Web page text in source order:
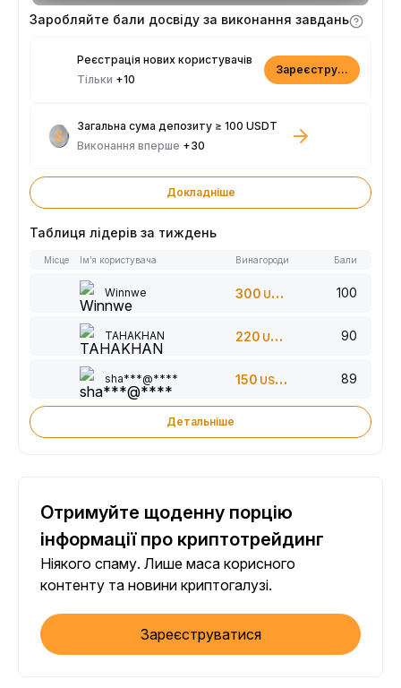
Заробляйте бали досвіду за виконання завдань
Реєстрація нових користувачів
Тільки +10
Зареєструватися
Загальна сума депозиту ≥ 100 USDT
Виконання вперше +30
Докладніше
Таблиця лідерів за тиждень
Місце Ім’я користувача Винагороди Бали
Winnwe 300 USDT 100
TAHAKHAN 220 USDT 90
sha***@**** 150 USDT 89
Детальніше
Отримуйте щоденну порцію
інформації про криптотрейдинг
Ніякого спаму. Лише маса корисного
контенту та новини криптогалузі.
Зареєструватися